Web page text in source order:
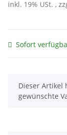
inkl. 19% USt. ,
Sofort
x
Dieser Artikel
gewünschte